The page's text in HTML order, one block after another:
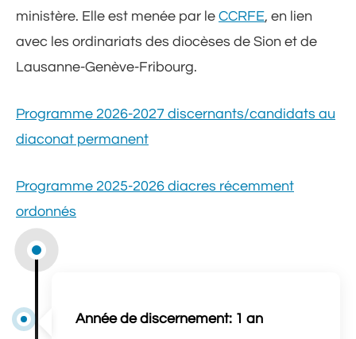
ministère. Elle est menée par le CCRFE, en lien
avec les ordinariats des diocèses de Sion et de
Lausanne-Genève-Fribourg.
Programme 2026-2027 discernants/candidats au
diaconat permanent
Programme 2025-2026 diacres récemment
ordonnés
Année de discernement: 1 an